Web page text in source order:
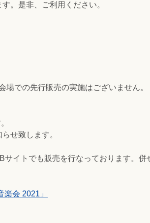
。是非、ご利用ください。
での先行販売の実施はございません。
せ致します。
イトでも販売を行なっております。併
会 2021」